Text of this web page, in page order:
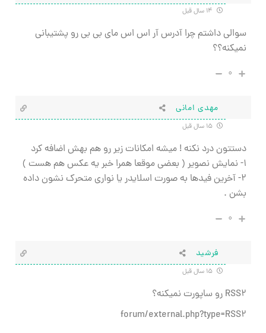
سوالی داشتم چرا آدرس آر اس اس مای بی بی رو پشتیبانی
نمیکنه؟؟
۰
مهدی امانی
دستتون درد نکنه ! میشه امکانات زیر رو هم بهش اضافه کرد
۱- نمایش نصویر ( بعضی موقعا همرا خبر یه عکس هم هست )
۲- آخرین فیدها به صورت اسلایدر یا نواری متحرک نشون داده
بشن .
۰
فرشید
RSS2 رو ساپورت نمیکنه؟
forum/external.php?type=RSS2